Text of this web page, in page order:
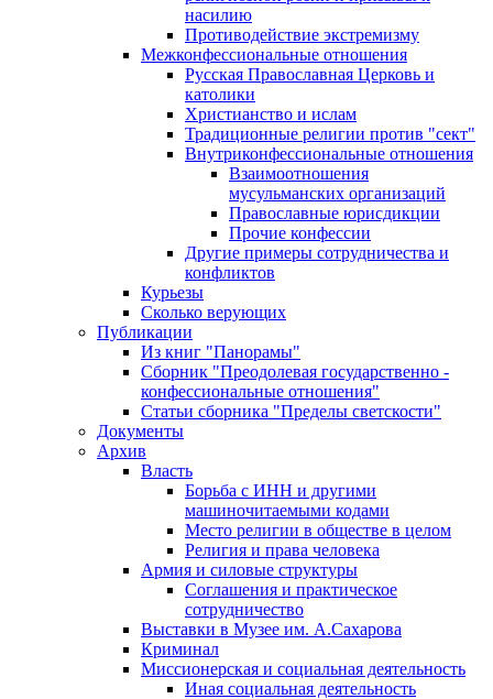
насилию
Противодействие экстремизму
Межконфессиональные отношения
Русская Православная Церковь и
католики
Христианство и ислам
Традиционные религии против "сект"
Внутриконфессиональные отношения
Взаимоотношения
мусульманских организаций
Православные юрисдикции
Прочие конфессии
Другие примеры сотрудничества и
конфликтов
Курьезы
Сколько верующих
Публикации
Из книг "Панорамы"
Сборник "Преодолевая государственно -
конфессиональные отношения"
Статьи сборника "Пределы светскости"
Документы
Архив
Власть
Борьба с ИНН и другими
машиночитаемыми кодами
Место религии в обществе в целом
Религия и права человека
Армия и силовые структуры
Соглашения и практическое
сотрудничество
Выставки в Музее им. А.Сахарова
Криминал
Миссионерская и социальная деятельность
Иная социальная деятельность